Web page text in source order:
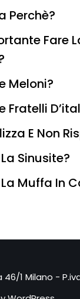
Perchè?
Fare
Meloni?
Fratelli
E Non
Sinusite?
Muffa In
1 Milano -